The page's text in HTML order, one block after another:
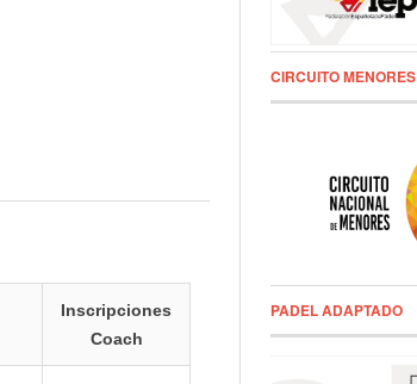
Inscripciones
Coach
CIRCUITO MENORES
PADEL ADAPTADO